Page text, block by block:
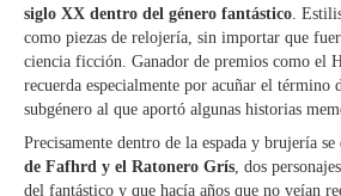
siglo XX dentro del género fantástico.
como piezas de relojería, sin importar que
ciencia ficción. Ganador de premios como el
recuerda especialmente por acuñar el término
subgénero al que aportó algunas historias
Precisamente dentro de la espada y brujería se
de Fafhrd y el Ratonero Grís, dos
del fantástico y que hacía años que no veían